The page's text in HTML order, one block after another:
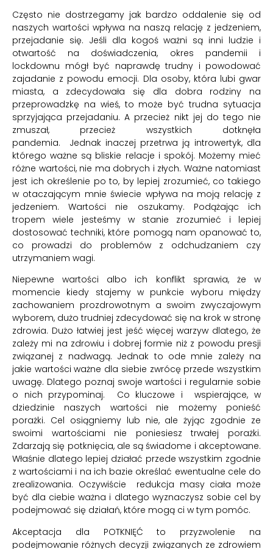
Często nie dostrzegamy jak bardzo oddalenie się od
naszych wartości wpływa na naszą relację z jedzeniem,
przejadanie się. Jeśli dla kogoś ważni są inni ludzie i
otwartość na doświadczenia, okres pandemii i
lockdownu mógł być naprawdę trudny i powodować
zajadanie z powodu emocji. Dla osoby, która lubi gwar
miasta, a zdecydowała się dla dobra rodziny na
przeprowadzkę na wieś, to może być trudna sytuacja
sprzyjająca przejadaniu. A przecież nikt jej do tego nie
zmuszał, przecież wszystkich dotknęła
pandemia. Jednak inaczej przetrwa ją introwertyk, dla
którego ważne są bliskie relacje i spokój. Możemy mieć
różne wartości, nie ma dobrych i złych. Ważne natomiast
jest ich określenie po to, by lepiej zrozumieć, co takiego
w otaczającym mnie świecie wpływa na moją relację z
jedzeniem. Wartości nie oszukamy. Podążając ich
tropem wiele jesteśmy w stanie zrozumieć i lepiej
dostosować techniki, które pomogą nam opanować to,
co prowadzi do problemów z odchudzaniem czy
utrzymaniem wagi.
Niepewne wartości albo ich konflikt sprawia, że w
momencie kiedy stajemy w punkcie wyboru między
zachowaniem prozdrowotnym a swoim zwyczajowym
wyborem, dużo trudniej zdecydować się na krok w stronę
zdrowia. Dużo łatwiej jest jeść więcej warzyw dlatego, że
zależy mi na zdrowiu i dobrej formie niż z powodu presji
związanej z nadwagą. Jednak to ode mnie zależy na
jakie wartości ważne dla siebie zwrócę przede wszystkim
uwagę. Dlatego poznaj swoje wartości i regularnie sobie
o nich przypominaj. Co kluczowe i wspierające, w
dziedzinie naszych wartości nie możemy ponieść
porażki. Cel osiągniemy lub nie, ale żyjąc zgodnie ze
swoimi wartościami nie poniesiesz trwałej porażki.
Zdarzają się potknięcia, ale są świadome i akceptowane.
Właśnie dlatego lepiej działać przede wszystkim zgodnie
z wartościami i na ich bazie określać ewentualne cele do
zrealizowania. Oczywiście redukcja masy ciała może
być dla ciebie ważna i dlatego wyznaczysz sobie cel by
podejmować się działań, które mogą ci w tym pomóc.
Akceptacja dla POTKNIĘĆ to przyzwolenie na
podejmowanie różnych decyzji związanych ze zdrowiem